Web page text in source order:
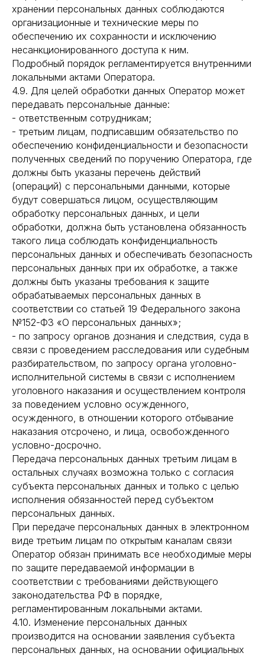
хранении персональных данных соблюдаются
организационные и технические меры по
обеспечению их сохранности и исключению
несанкционированного доступа к ним.
Подробный порядок регламентируется внутренними
локальными актами Оператора.
4.9. Для целей обработки данных Оператор может
передавать персональные данные:
- ответственным сотрудникам;
- третьим лицам, подписавшим обязательство по
обеспечению конфиденциальности и безопасности
полученных сведений по поручению Оператора, где
должны быть указаны перечень действий
(операций) с персональными данными, которые
будут совершаться лицом, осуществляющим
обработку персональных данных, и цели
обработки, должна быть установлена обязанность
такого лица соблюдать конфиденциальность
персональных данных и обеспечивать безопасность
персональных данных при их обработке, а также
должны быть указаны требования к защите
обрабатываемых персональных данных в
соответствии со статьей 19 Федерального закона
№152-ФЗ «О персональных данных»;
- по запросу органов дознания и следствия, суда в
связи с проведением расследования или судебным
разбирательством, по запросу органа уголовно-
исполнительной системы в связи с исполнением
уголовного наказания и осуществлением контроля
за поведением условно осужденного,
осужденного, в отношении которого отбывание
наказания отсрочено, и лица, освобожденного
условно-досрочно.
Передача персональных данных третьим лицам в
остальных случаях возможна только с согласия
субъекта персональных данных и только с целью
исполнения обязанностей перед субъектом
персональных данных.
При передаче персональных данных в электронном
виде третьим лицам по открытым каналам связи
Оператор обязан принимать все необходимые меры
по защите передаваемой информации в
соответствии с требованиями действующего
законодательства РФ в порядке,
регламентированным локальными актами.
4.10. Изменение персональных данных
производится на основании заявления субъекта
персональных данных, на основании официальных